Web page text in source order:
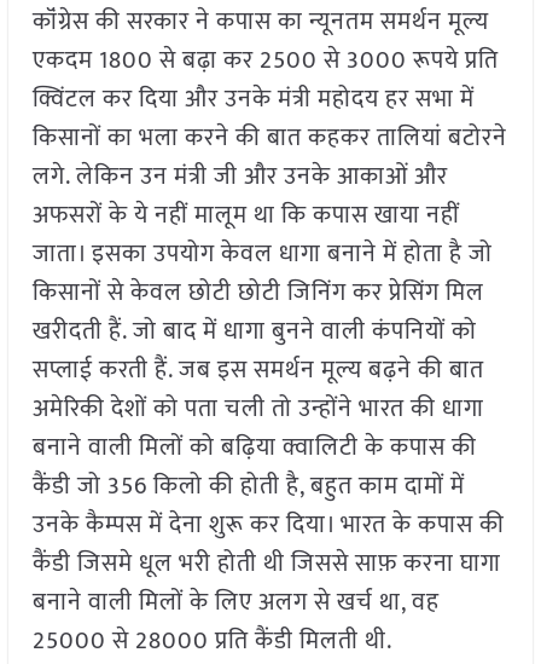
कॉंग्रेस की सरकार ने कपास का न्यूनतम समर्थन मूल्य
एकदम 1800 से बढ़ा कर 2500 से 3000 रूपये प्रति
क्विंटल कर दिया और उनके मंत्री महोदय हर सभा में
किसानों का भला करने की बात कहकर तालियां बटोरने
लगे. लेकिन उन मंत्री जी और उनके आकाओं और
अफसरों के ये नहीं मालूम था कि कपास खाया नहीं
जाता। इसका उपयोग केवल धागा बनाने में होता है जो
किसानों से केवल छोटी छोटी जिनिंग कर प्रेसिंग मिल
खरीदती हैं. जो बाद में धागा बुनने वाली कंपनियों को
सप्लाई करती हैं. जब इस समर्थन मूल्य बढ़ने की बात
अमेरिकी देशों को पता चली तो उन्होंने भारत की धागा
बनाने वाली मिलों को बढ़िया क्वालिटी के कपास की
कैंडी जो 356 किलो की होती है, बहुत काम दामों में
उनके कैम्पस में देना शुरू कर दिया। भारत के कपास की
कैंडी जिसमे धूल भरी होती थी जिससे साफ़ करना घागा
बनाने वाली मिलों के लिए अलग से खर्च था, वह
25000 से 28000 प्रति कैंडी मिलती थी.